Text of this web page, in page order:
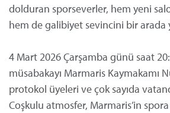
dolduran sporseverler, hem yeni
hem de galibiyet sevincini bir arada
4 Mart 2026 Çarşamba günü saat
müsabakayı Marmaris Kaymakamı
protokol üyeleri ve çok sayıda
Coşkulu atmosfer, Marmaris’in